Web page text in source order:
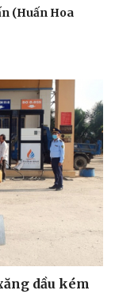
(Huấn Hoa
dầu kém